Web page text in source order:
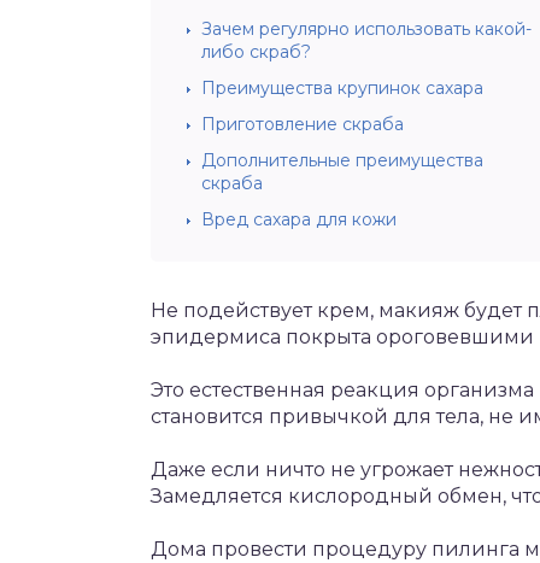
Зачем регулярно использовать какой-
либо скраб?
Преимущества крупинок сахара
Приготовление скраба
Дополнительные преимущества
скраба
Вред сахара для кожи
Не подействует крем, макияж будет
эпидермиса покрыта ороговевшими
Это естественная реакция
становится привычкой для тела, не
Даже если ничто не угрожает
Замедляется кислородный обмен,
Дома провести процедуру пилинга